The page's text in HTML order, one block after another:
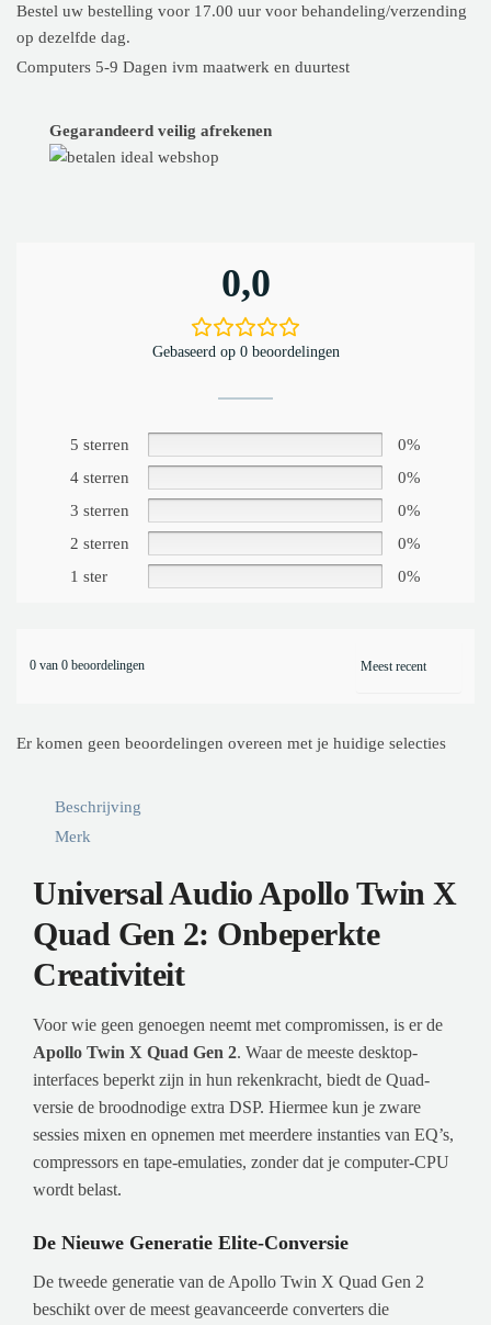
Bestel uw bestelling voor 17.00 uur voor behandeling/verzending
op dezelfde dag.
Computers 5-9 Dagen ivm maatwerk en duurtest
Gegarandeerd veilig afrekenen
0,0
Gebaseerd op 0 beoordelingen
5 sterren
0%
4 sterren
0%
3 sterren
0%
2 sterren
0%
1 ster
0%
0 van 0 beoordelingen
Er komen geen beoordelingen overeen met je huidige selecties
Beschrijving
Merk
Universal Audio Apollo Twin X
Quad Gen 2: Onbeperkte
Creativiteit
Voor wie geen genoegen neemt met compromissen, is er de
Apollo Twin X Quad Gen 2. Waar de meeste desktop-
interfaces beperkt zijn in hun rekenkracht, biedt de Quad-
versie de broodnodige extra DSP. Hiermee kun je zware
sessies mixen en opnemen met meerdere instanties van EQ’s,
compressors en tape-emulaties, zonder dat je computer-CPU
wordt belast.
De Nieuwe Generatie Elite-Conversie
De tweede generatie van de Apollo Twin X Quad Gen 2
beschikt over de meest geavanceerde converters die